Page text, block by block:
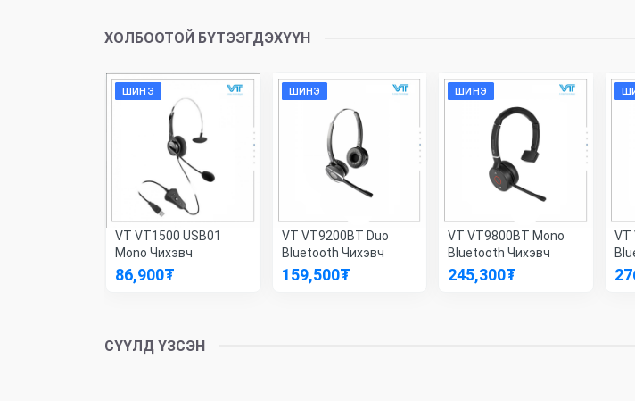
ХОЛБООТОЙ БҮТЭЭГДЭХҮҮН
ШИНЭ
VT VT1500 USB01
Mono Чихэвч
86,900₮
ШИНЭ
VT VT9200BT Duo
Bluetooth Чихэвч
159,500₮
ШИНЭ
VT VT9800BT Mono
Bluetooth Чихэвч
245,300₮
VT
СҮҮЛД ҮЗСЭН